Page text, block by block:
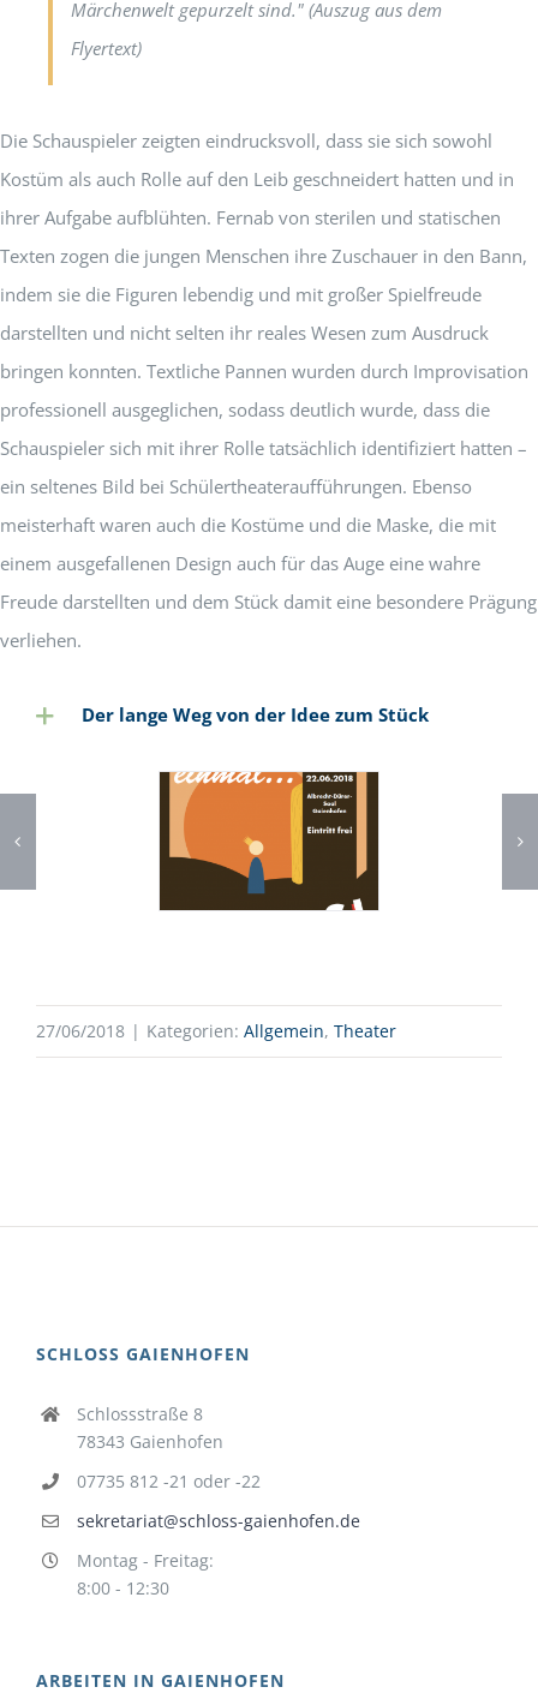
Märchenwelt gepurzelt sind." (Auszug aus dem
Flyertext)
Die Schauspieler zeigten eindrucksvoll, dass sie sich sowohl
Kostüm als auch Rolle auf den Leib geschneidert hatten und in
ihrer Aufgabe aufblühten. Fernab von sterilen und statischen
Texten zogen die jungen Menschen ihre Zuschauer in den Bann,
indem sie die Figuren lebendig und mit großer Spielfreude
darstellten und nicht selten ihr reales Wesen zum Ausdruck
bringen konnten. Textliche Pannen wurden durch Improvisation
professionell ausgeglichen, sodass deutlich wurde, dass die
Schauspieler sich mit ihrer Rolle tatsächlich identifiziert hatten –
ein seltenes Bild bei Schülertheateraufführungen. Ebenso
meisterhaft waren auch die Kostüme und die Maske, die mit
einem ausgefallenen Design auch für das Auge eine wahre
Freude darstellten und dem Stück damit eine besondere Prägung
verliehen.
Der lange Weg von der Idee zum Stück
27/06/2018 | Kategorien: Allgemein, Theater
SCHLOSS GAIENHOFEN
Schlossstraße 8
78343 Gaienhofen
07735 812 -21 oder -22
sekretariat@schloss-gaienhofen.de
Montag - Freitag:
8:00 - 12:30
ARBEITEN IN GAIENHOFEN